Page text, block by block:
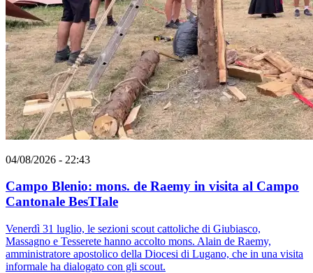
04/08/2026 - 22:43
Campo Blenio: mons. de Raemy in visita al Campo
Cantonale BesTIale
Venerdì 31 luglio, le sezioni scout cattoliche di Giubiasco,
Massagno e Tesserete hanno accolto mons. Alain de Raemy,
amministratore apostolico della Diocesi di Lugano, che in una visita
informale ha dialogato con gli scout.